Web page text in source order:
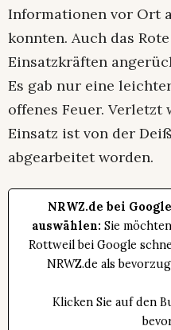
Informationen vor Ort
konnten. Auch das
Einsatzkräften
Es gab nur eine
offenes Feuer. Verletzt
Einsatz ist von der
abgearbeitet worden.
NRWZ.de bei
auswählen: Sie
Rottweil bei Google
NRWZ.de als
Klicken Sie auf den